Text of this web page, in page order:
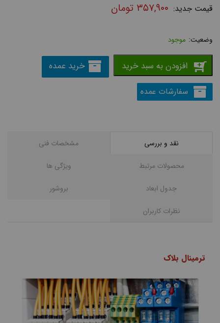
۳۵۷,۹۰۰ تومان
موجود
افزودن به سبد خرید خرید عمده
سفارشات عمده
نقد و بررسی مشخصات فنی
محصولات مرتبط ويژگی ها
جدول ابعاد بروشور
نظرات کاربران
ترمینال بلاک